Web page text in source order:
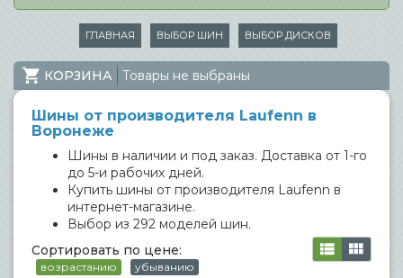
ГЛАВНАЯ ВЫБОР ШИН ВЫБОР ДИСКОВ
КОРЗИНА Товары не выбраны
Шины от производителя Laufenn в
Воронеже
Шины в наличии и под заказ. Доставка от 1-го
до 5-и рабочих дней.
Купить шины от производителя Laufenn в
интернет-магазине.
Выбор из 292 моделей шин.
Сортировать по цене:
возрастанию убыванию